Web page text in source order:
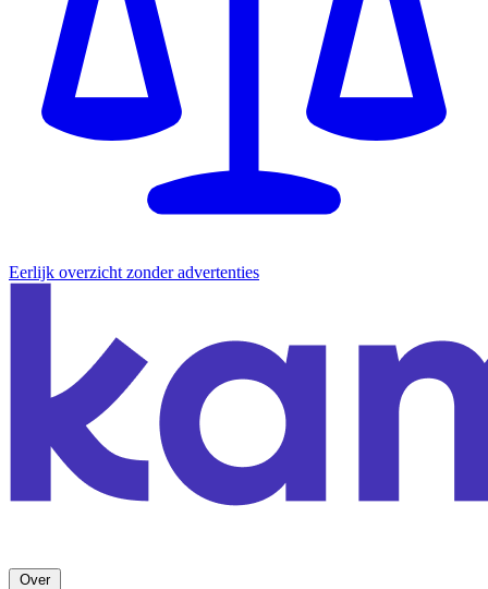
Eerlijk overzicht zonder advertenties
Over